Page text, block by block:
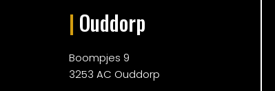
| Ouddorp
Boompjes 9
3253 AC Ouddorp